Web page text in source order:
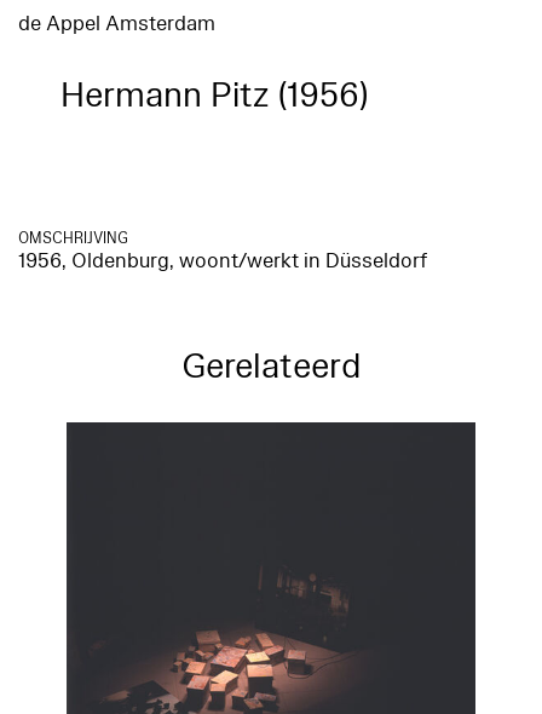
de Appel Amsterdam
Hermann Pitz (1956)
OMSCHRIJVING
1956, Oldenburg, woont/werkt in Düsseldorf
Gerelateerd